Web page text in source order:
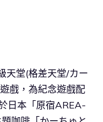
天堂(格差天堂/カー
戲，為紀念遊戲配
日本「原宿AREA-